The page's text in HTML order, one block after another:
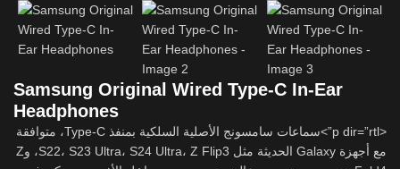
Samsung Original Wired Type-C In-Ear
Headphones
<p dir=”rtl”>سماعات سامسونج الأصلية السلكية بمنفذ Type-C، متوافقة
مع أجهزة Galaxy الحديثة مثل S22، S23 Ultra، S24 Ultra، Z Flip3، وZ